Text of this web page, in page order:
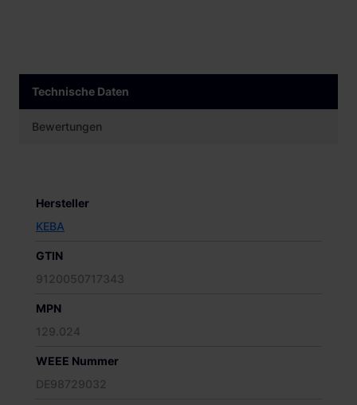
Technische Daten
Bewertungen
Hersteller
KEBA
GTIN
9120050717343
MPN
129.024
WEEE Nummer
DE98729032